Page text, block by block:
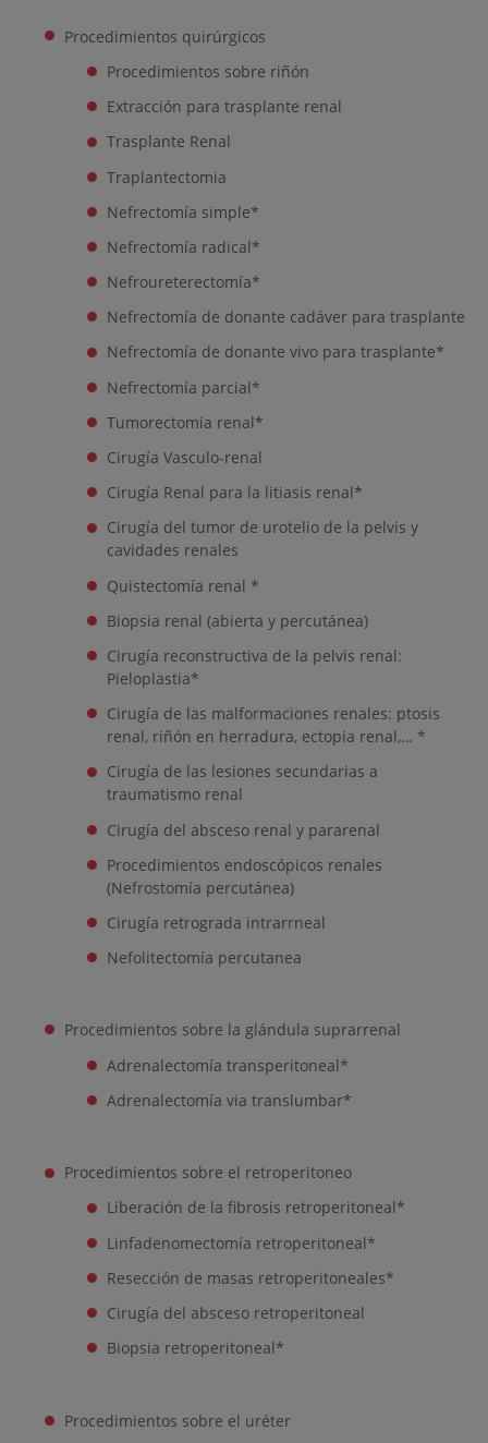
Procedimientos quirúrgicos
Procedimientos sobre riñón
Extracción para trasplante renal
Trasplante Renal
Traplantectomia
Nefrectomía simple*
Nefrectomía radical*
Nefroureterectomía*
Nefrectomía de donante cadáver para trasplante
Nefrectomía de donante vivo para trasplante*
Nefrectomía parcial*
Tumorectomía renal*
Cirugía Vasculo-renal
Cirugía Renal para la litiasis renal*
Cirugía del tumor de urotelio de la pelvis y
cavidades renales
Quistectomía renal *
Biopsia renal (abierta y percutánea)
Cirugía reconstructiva de la pelvis renal:
Pieloplastia*
Cirugía de las malformaciones renales: ptosis
renal, riñón en herradura, ectopia renal,… *
Cirugía de las lesiones secundarias a
traumatismo renal
Cirugía del absceso renal y pararenal
Procedimientos endoscópicos renales
(Nefrostomía percutánea)
Cirugía retrograda intrarrneal
Nefolitectomía percutanea
Procedimientos sobre la glándula suprarrenal
Adrenalectomía transperitoneal*
Adrenalectomía via translumbar*
Procedimientos sobre el retroperitoneo
Liberación de la fibrosis retroperitoneal*
Linfadenomectomía retroperitoneal*
Resección de masas retroperitoneales*
Cirugía del absceso retroperitoneal
Biopsia retroperitoneal*
Procedimientos sobre el uréter